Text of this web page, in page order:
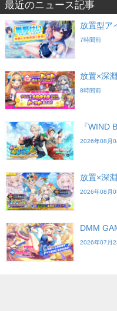
最近のニュース記事
放置型ア
7時間前
放置×深
8時間前
『WIND
2026年08月
放置×深
2026年08月
DMM
2026年07月